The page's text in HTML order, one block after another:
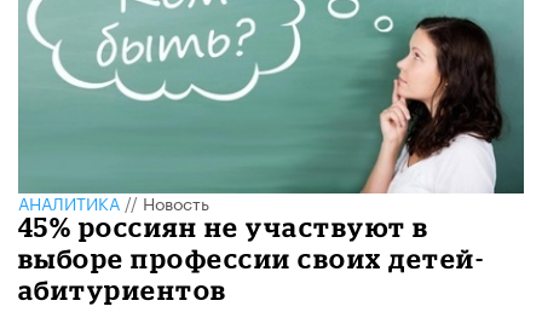
АНАЛИТИКА//Новость
45% россиян не участвуют в
выборе профессии своих детей-
абитуриентов